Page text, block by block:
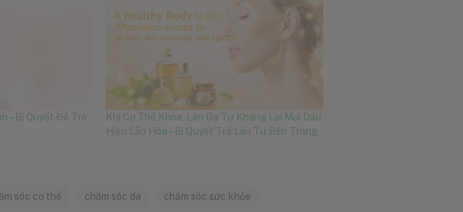
– Bí Quyết Để Trẻ
Khi Cơ Thể Khỏe, Làn Da Tự Kháng Lại Mọi Dấu
Hiệu Lão Hóa – Bí Quyết Trẻ Lâu Từ Bên Trong
sóc cơ thể chăm sóc da chăm sóc sức khỏe